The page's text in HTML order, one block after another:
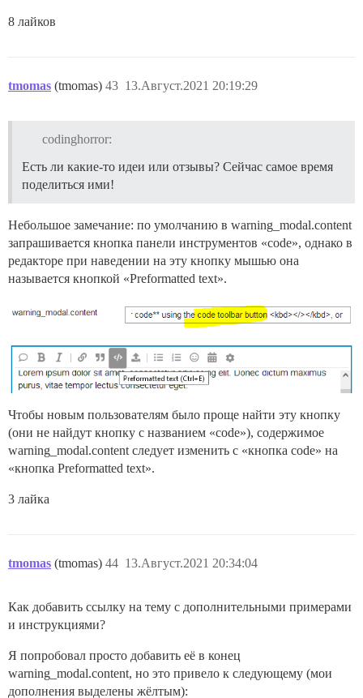
8 лайков
tmomas (tmomas) 13.Август.2021 20:19:29
43
codinghorror:
Есть ли какие-то идеи или отзывы? Сейчас самое время
поделиться ими!
Небольшое замечание: по умолчанию в warning_modal.content
запрашивается кнопка панели инструментов «code», однако в
редакторе при наведении на эту кнопку мышью она
называется кнопкой «Preformatted text».
Чтобы новым пользователям было проще найти эту кнопку
(они не найдут кнопку с названием «code»), содержимое
warning_modal.content следует изменить с «кнопка code» на
«кнопка Preformatted text».
3 лайка
tmomas (tmomas) 13.Август.2021 20:34:04
44
Как добавить ссылку на тему с дополнительными примерами
и инструкциями?
Я попробовал просто добавить её в конец
warning_modal.content, но это привело к следующему (мои
дополнения выделены жёлтым):